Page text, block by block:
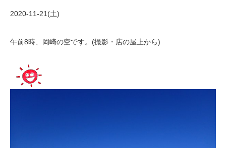
2020-11-21(土)
午前8時、岡崎の空です。(撮影・店の屋上から)